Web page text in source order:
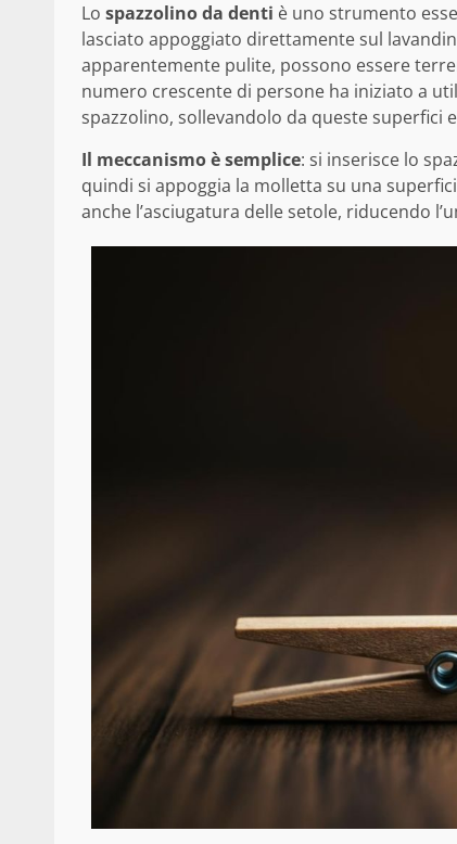
Lo spazzolino da denti è uno strumento
lasciato appoggiato direttamente sul
apparentemente pulite, possono essere
numero crescente di persone ha iniziato a
spazzolino, sollevandolo da queste superfici
Il meccanismo è semplice: si inserisce lo
quindi si appoggia la molletta su una
anche l’asciugatura delle setole, riducendo